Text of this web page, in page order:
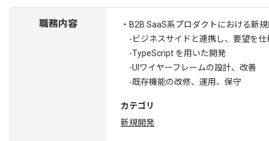
職務内容
・B2B SaaS系プロダクトにおける新
-ビジネスサイドと連携し、要望を仕
-TypeScript を用いた開発
-UIワイヤーフレームの設計、改善
-既存機能の改修、運用、保守
カテゴリ
新規開発